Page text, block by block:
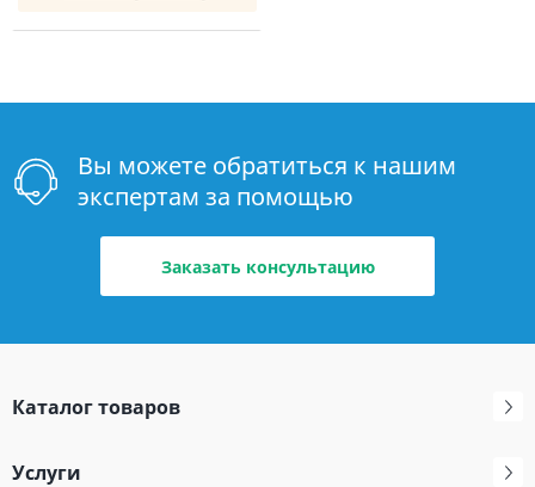
Вы можете обратиться к нашим
экспертам за помощью
Заказать консультацию
Каталог товаров
Услуги